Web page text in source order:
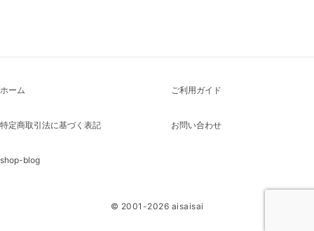
ホーム ご利用ガイド
特定商取引法に基づく表記 お問い合わせ
shop-blog
© 2001-2026 aisaisai